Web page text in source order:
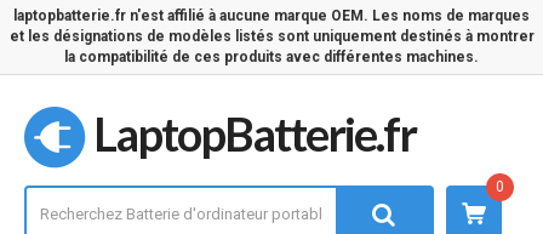
laptopbatterie.fr n'est affilié à aucune marque OEM. Les noms de marques
et les désignations de modèles listés sont uniquement destinés à montrer
la compatibilité de ces produits avec différentes machines.
LaptopBatterie.fr
0